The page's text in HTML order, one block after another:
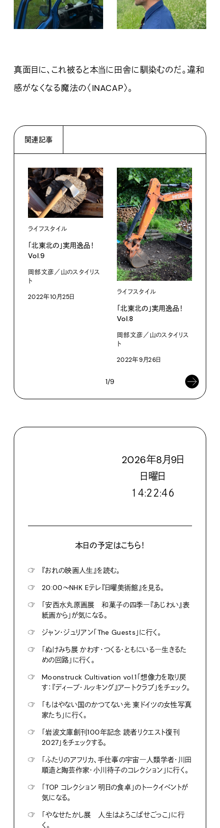
真面目に、これ被ると本当に田舎に馴染むのだ。違和
感がなくなる魔法の〈INACAP〉。
関連記事
ライフスタイル
「北東北の」実用逸品！
Vol.9
岡部文彦／山のスタイリス
ト
2022年10月25日
ライフスタイル
「北東北の」実用逸品！
Vol.8
岡部文彦／山のスタイリス
ト
2022年9月26日
1/9
2026年8月9日
日曜日
１４:２２:４８
本日の予定はこちら！
☞
『おれの映画人生』を読む。
☞
20:00〜NHK Eテレ『日曜美術館』を見る。
☞
「安西水丸原画展 和菓子の四季―『あじわい』表
紙画から」が気になる。
☞
ジャン・ジュリアン「The Guests」に行く。
☞
「ぬけみち展 かわす・つくる・ともにいる―生きるた
めの回路」に行く。
☞
Moonstruck Cultivation vol.1「想像力を取り戻
す：『ディープ・ルッキング』アートクラブ」をチェック。
☞
「もはやない国のかつてない光 東ドイツの女性写真
家たち」に行く。
☞
「岩波文庫創刊100年記念 読者リクエスト復刊
2027」をチェックする。
☞
「ふたりのアフリカ、手仕事の宇宙―人類学者・川田
順造と陶芸作家・小川待子のコレクション」に行く。
☞
「TOP コレクション 明日の食卓」のトークイベントが
気になる。
☞
「やなせたかし展 人生はよろこばせごっこ」に行
く。